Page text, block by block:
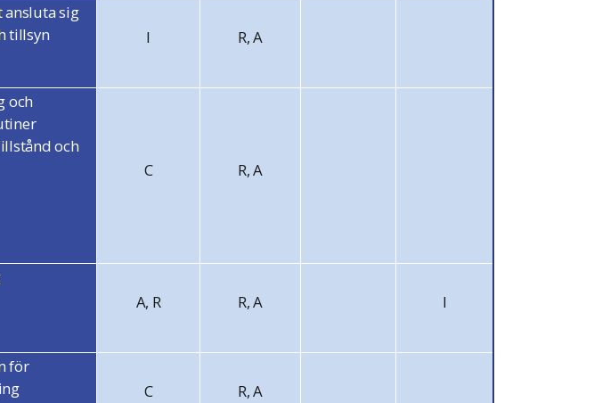
ansluta sig
tillsyn
I R, A
och
och
C R, A
A, R
R, A I
för
C R, A